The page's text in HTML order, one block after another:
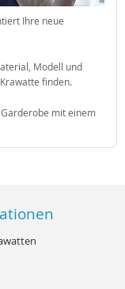
Ihre neue
Modell und
finden.
mit einem